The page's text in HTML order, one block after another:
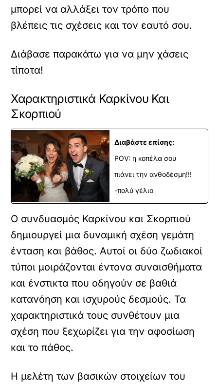
μπορεί να αλλάξει τον τρόπο που
βλέπεις τις σχέσεις και τον εαυτό σου.
Διάβασε παρακάτω για να μην χάσεις
τίποτα!
Χαρακτηριστικά Καρκίνου Και
Σκορπιού
Διαβάστε επίσης:
POV: η κοπέλα σου
πιάνει την ανθοδέσμη!!!
-πολύ γέλιο
Ο συνδυασμός Καρκίνου και Σκορπιού
δημιουργεί μια δυναμική σχέση γεμάτη
ένταση και βάθος. Αυτοί οι δύο ζωδιακοί
τύποι μοιράζονται έντονα συναισθήματα
και ένστικτα που οδηγούν σε βαθιά
κατανόηση και ισχυρούς δεσμούς. Τα
χαρακτηριστικά τους συνθέτουν μια
σχέση που ξεχωρίζει για την αφοσίωση
και το πάθος.
Η μελέτη των βασικών στοιχείων του